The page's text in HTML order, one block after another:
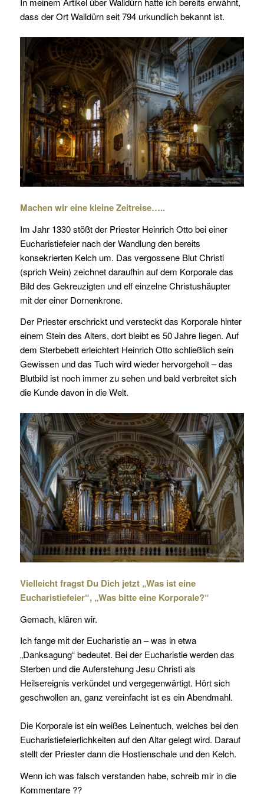
dass der Ort Walldürn seit 794 urkundlich bekannt ist.
Machen wir eine kleine Zeitreise…..
Im Jahr 1330 stößt der Priester Heinrich Otto bei einer
Eucharistiefeier nach der Wandlung den bereits
konsekrierten Kelch um. Das vergossene Blut Christi
(sprich Wein) zeichnet daraufhin auf dem Korporale das
Bild des Gekreuzigten und elf einzelne Christushäupter
mit der einer Dornenkrone.
Der Priester erschrickt und versteckt das Korporale hinter
einem Stein des Alters, dort bleibt es 50 Jahre liegen. Auf
dem Sterbebett erleichtert Heinrich Otto schließlich sein
Gewissen und das Tuch wird wieder hervorgeholt – das
Blutbild ist noch immer zu sehen und bald verbreitet sich
die Kunde davon in die Welt.
Vielleicht fragst Du Dich jetzt „Was ist eine
Eucharistiefeier“, „Was bitte eine Korporale?“
Gemach, klären wir.
Ich fange mit der Eucharistie an – was in etwa
„Danksagung“ bedeutet. Bei der Eucharistie werden das
Sterben und die Auferstehung Jesu Christi als
Heilsereignis verkündet und vergegenwärtigt. Hört sich
geschwollen an, ganz vereinfacht ist es ein Abendmahl.
Die Korporale ist ein weißes Leinentuch, welches bei den
Eucharistiefeierlichkeiten auf den Altar gelegt wird. Darauf
stellt der Priester dann die Hostienschale und den Kelch.
Wenn ich was falsch verstanden habe, schreib mir in die
Kommentare ??